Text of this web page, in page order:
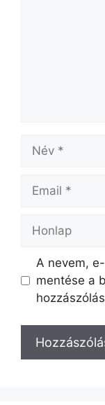
A nevem,
mentése a